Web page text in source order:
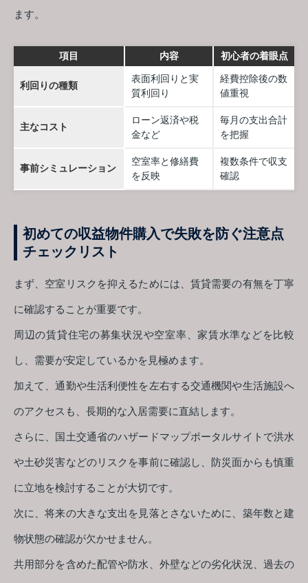
ます。
項目 内容 初心者の着眼点
利回りの種類
表面利回りと実
質利回り
経費控除後の数
値重視
主なコスト
ローン返済や税
金など
毎月の支出合計
を把握
事前シミュレーション
空室率と修繕費
を反映
複数条件で収支
確認
初めての収益物件購入で失敗を防ぐ注意点
チェックリスト
まず、空室リスクを抑えるためには、賃貸需要の有無を丁寧
に確認することが重要です。
周辺の賃貸住宅の募集状況や空室率、家賃水準などを比較
し、需要が安定しているかを見極めます。
加えて、通勤や生活利便性を左右する交通機関や生活施設へ
のアクセスも、長期的な入居需要に直結します。
さらに、国土交通省のハザードマップポータルサイトで洪水
や土砂災害などのリスクを事前に確認し、防災面からも慎重
に立地を検討することが大切です。
次に、将来の大きな支出を見落とさないために、築年数と建
物状態の確認が欠かせません。
共用部分を含めた配管や防水、外壁などの劣化状況、過去の